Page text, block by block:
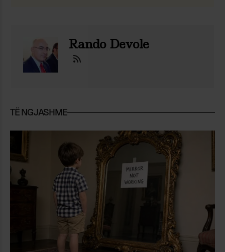
Rando Devole
TË NGJASHME